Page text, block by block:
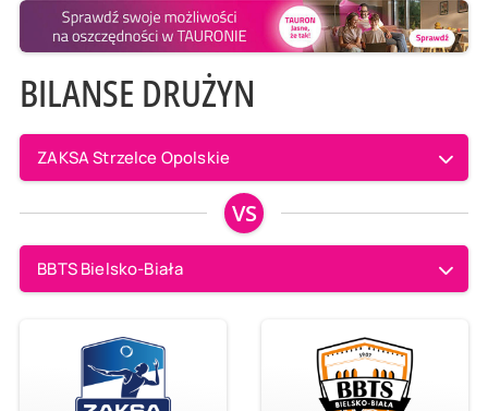
BILANSE DRUŻYN
ZAKSA Strzelce Opolskie
VS
BBTS Bielsko-Biała